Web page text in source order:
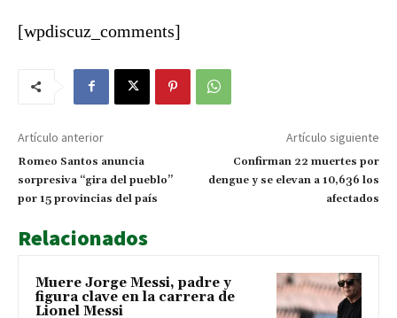
[wpdiscuz_comments]
Artículo anterior
Romeo Santos anuncia
sorpresiva “gira del pueblo”
por 15 provincias del país
Artículo siguiente
Confirman 22 muertes por
dengue y se elevan a 10,636 los
afectados
Relacionados
Muere Jorge Messi, padre y
figura clave en la carrera de
Lionel Messi